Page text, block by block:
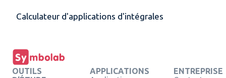
Calculateur d'applications d'intégrales
OUTILS
APPLICATIONS
ENTREPRISE